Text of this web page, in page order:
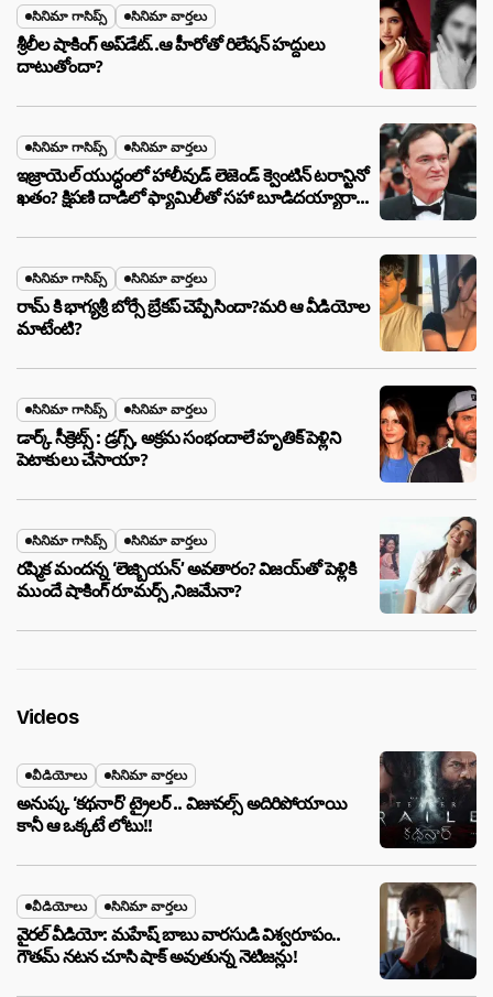
సినిమా గాసిప్స్ సినిమా వార్తలు
శ్రీలీల షాకింగ్ అప్‌డేట్..ఆ హీరోతో రిలేషన్ హద్దులు
దాటుతోందా?
సినిమా గాసిప్స్ సినిమా వార్తలు
ఇజ్రాయెల్ యుద్ధంలో హాలీవుడ్ లెజెండ్ క్వెంటిన్ టరాన్టినో
ఖతం? క్షిపణి దాడిలో ఫ్యామిలీతో సహా బూడిదయ్యారా?
సినిమా గాసిప్స్ సినిమా వార్తలు
రామ్ కి భాగ్యశ్రీ బోర్సే బ్రేకప్ చెప్పేసిందా?మరి ఆ వీడియోల
మాటేంటి?
సినిమా గాసిప్స్ సినిమా వార్తలు
డార్క్ సీక్రెట్స్ : డ్రగ్స్, అక్రమ సంభందాలే హృతిక్ పెళ్లిని
పెటాకులు చేసాయా?
సినిమా గాసిప్స్ సినిమా వార్తలు
రష్మిక మందన్న ‘లెజ్బియన్’ అవతారం? విజయ్‌తో పెళ్లికి
ముందే షాకింగ్ రూమర్స్ ,నిజమేనా?
Videos
వీడియోలు సినిమా వార్తలు
అనుష్క ‘కథనార్’ ట్రైలర్ .. విజువల్స్ అదిరిపోయాయి
కానీ ఆ ఒక్కటే లోటు!!
వీడియోలు సినిమా వార్తలు
వైరల్ వీడియో: మహేష్ బాబు వారసుడి విశ్వరూపం..
గౌతమ్ నటన చూసి షాక్ అవుతున్న నెటిజన్లు!